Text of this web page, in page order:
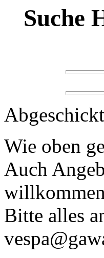
Suche
Wie oben
Auch
Bitte alles